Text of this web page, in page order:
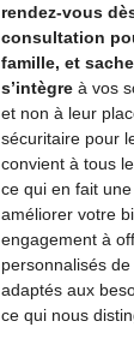
rendez-vous
consultation
famille, et
s’intègre à vos
et non à leur
sécuritaire pour
convient à tous
ce qui en fait
améliorer votre
engagement à
personnalisés
adaptés aux
ce qui nous